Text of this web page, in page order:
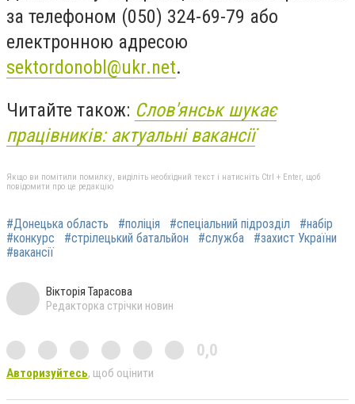
за телефоном (050) 324-69-79 або
електронною адресою
sektordonobl@ukr.net.
Читайте також: Слов'янськ шукає
працівників: актуальні вакансії
Якщо ви помітили помилку, виділіть необхідний текст і натисніть Ctrl + Enter, щоб
повідомити про це редакцію
#Донецька область #поліція #спеціальний підрозділ
#набір
#конкурс
#стрілецький батальйон #служба
#захист України
#вакансії
Вікторія Тарасова
Редакторка стрічки новин
0,0
Авторизуйтесь, щоб оцінити